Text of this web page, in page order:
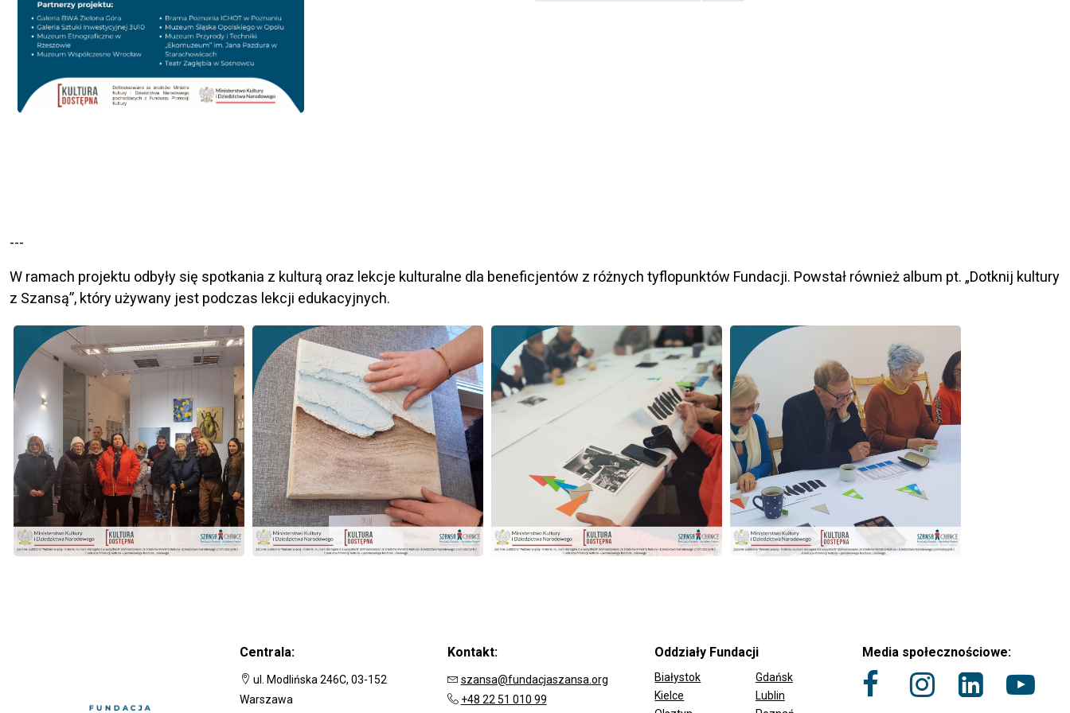
---
W ramach projektu odbyły się spotkania z kulturą oraz lekcje kulturalne dla beneficjentów z różnych tyflopunktów Fundacji. Powstał również album pt. „Dotknij kultury
z Szansą”, który używany jest podczas lekcji edukacyjnych.
Centrala:
ul. Modlińska 246C, 03-152
Warszawa
Kontakt:
szansa@fundacjaszansa.org
+48 22 51 010 99
Oddziały Fundacji
Białystok
Gdańsk
Kielce
Lublin
Media społecznościowe: